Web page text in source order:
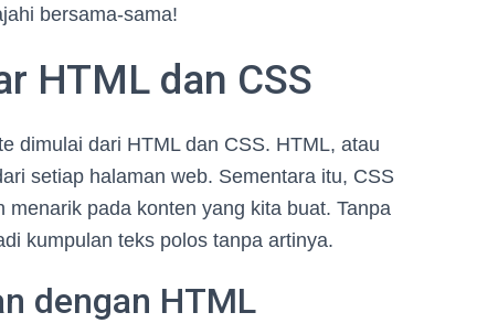
bersama-sama!
HTML dan CSS
dimulai dari HTML dan CSS. HTML, atau
setiap halaman web. Sementara itu, CSS
pada konten yang kita buat. Tanpa
kumpulan teks polos tanpa artinya.
dengan HTML